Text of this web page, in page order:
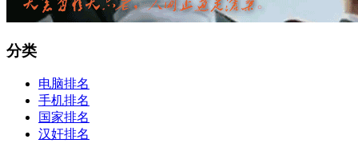
分类
电脑排名
手机排名
国家排名
汉奸排名